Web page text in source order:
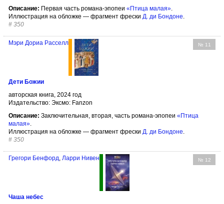
Описание: Первая часть романа-эпопеи «Птица малая».
Иллюстрация на обложке — фрагмент фрески Д. ди Бондоне.
# 350
№ 11
Мэри Дориа Расселл
Дети Божии
авторская книга, 2024 год
Издательство: Эксмо: Fanzon
Описание: Заключительная, вторая, часть романа-эпопеи «Птица
малая»
Иллюстрация на обложке — фрагмент фрески Д. ди Бондоне
# 350
№ 12
Грегори Бенфорд Ларри Нивен
Чаша небес